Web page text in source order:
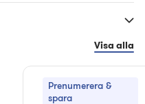
Visa alla
Prenumerera &
spara